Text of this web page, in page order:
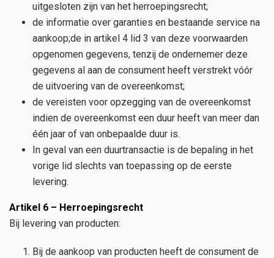
uitgesloten zijn van het herroepingsrecht;
de informatie over garanties en bestaande service na
aankoop;de in artikel 4 lid 3 van deze voorwaarden
opgenomen gegevens, tenzij de ondernemer deze
gegevens al aan de consument heeft verstrekt vóór
de uitvoering van de overeenkomst;
de vereisten voor opzegging van de overeenkomst
indien de overeenkomst een duur heeft van meer dan
één jaar of van onbepaalde duur is.
In geval van een duurtransactie is de bepaling in het
vorige lid slechts van toepassing op de eerste
levering.
Artikel 6 – Herroepingsrecht
Bij levering van producten:
Bij de aankoop van producten heeft de consument de